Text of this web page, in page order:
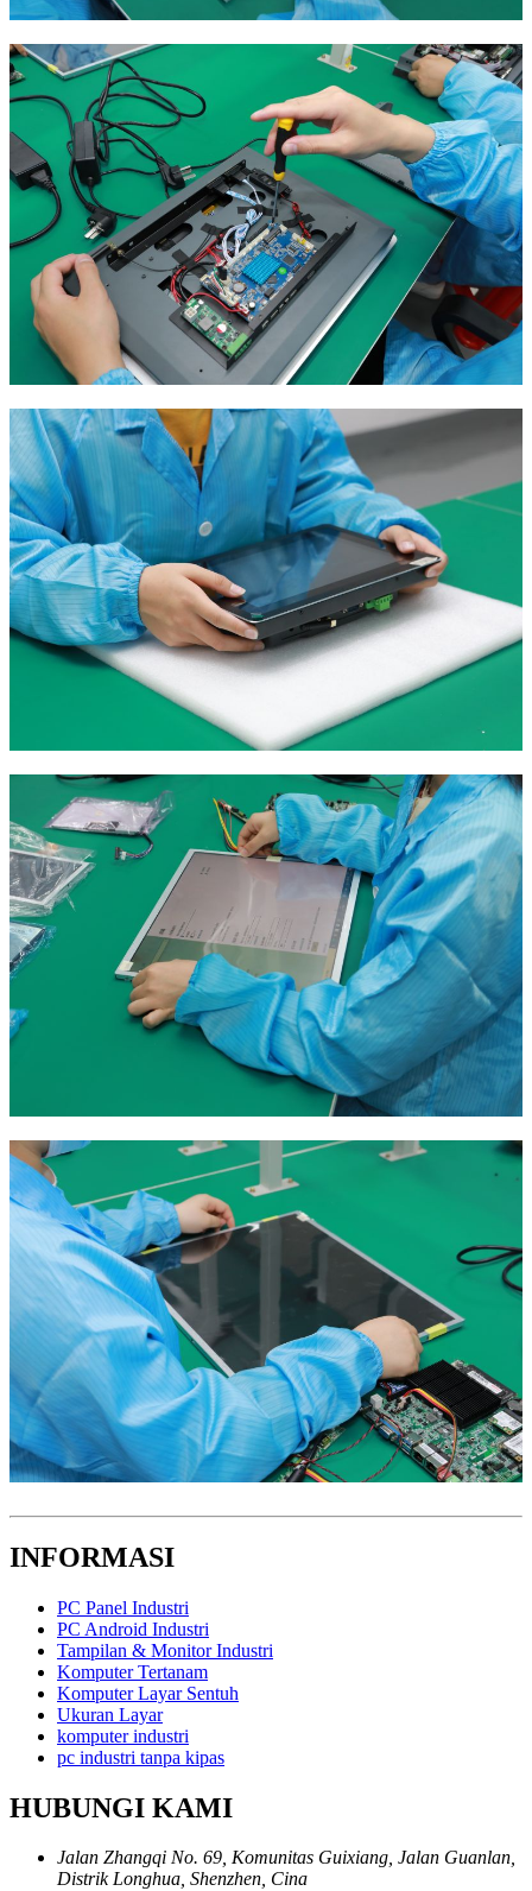
INFORMASI
PC Panel Industri
PC Android Industri
Tampilan & Monitor Industri
Komputer Tertanam
Komputer Layar Sentuh
Ukuran Layar
komputer industri
pc industri tanpa kipas
HUBUNGI KAMI
Jalan Zhangqi No. 69, Komunitas Guixiang, Jalan Guanlan,
Distrik Longhua, Shenzhen, Cina